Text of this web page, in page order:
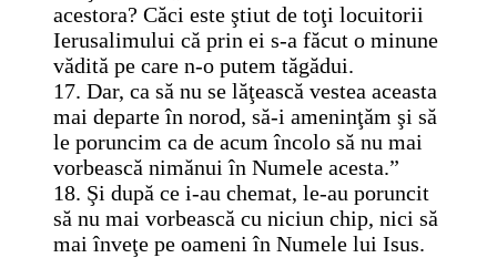
acestora? Căci este ştiut de toţi locuitorii
Ierusalimului că prin ei s-a făcut o minune
vădită pe care n-o putem tăgădui.
17. Dar, ca să nu se lăţească vestea aceasta
mai departe în norod, să-i ameninţăm şi să
le poruncim ca de acum încolo să nu mai
vorbească nimănui în Numele acesta.”
18. Şi după ce i-au chemat, le-au poruncit
să nu mai vorbească cu niciun chip, nici să
mai înveţe pe oameni în Numele lui Isus.